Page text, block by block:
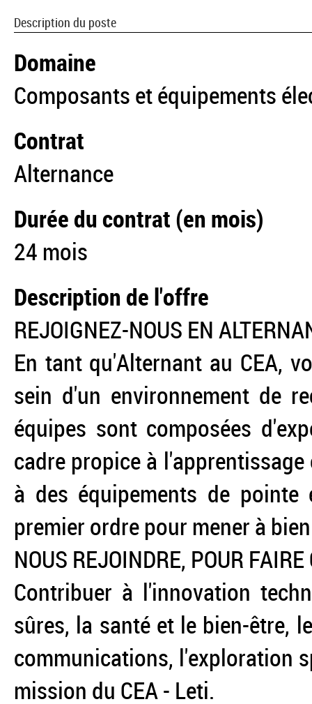
Description du poste
Domaine
Composants et équipements
Contrat
Alternance
Durée du contrat (en mois)
24 mois
Description de l'offre
REJOIGNEZ-NOUS EN
En tant qu'Alternant au CEA,
sein d'un environnement de
équipes sont composées
cadre propice à
à des équipements de
premier ordre pour mener à
NOUS REJOINDRE, POUR FAIRE
Contribuer à l'innovation
sûres, la santé et le bien-être,
communications, l'exploration
mission du CEA - Leti.